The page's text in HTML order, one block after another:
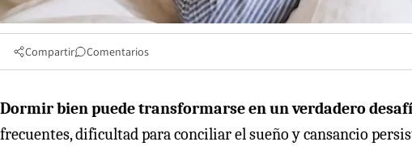
Compartir Comentarios
Dormir bien puede transformarse en un verdadero
frecuentes, dificultad para conciliar el sueño y cansancio